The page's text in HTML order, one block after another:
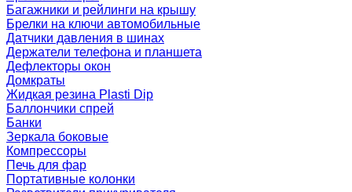
Багажники и рейлинги на крышу
Брелки на ключи автомобильные
Датчики давления в шинах
Держатели телефона и планшета
Дефлекторы окон
Домкраты
Жидкая резина Plasti Dip
Баллончики спрей
Банки
Зеркала боковые
Компрессоры
Печь для фар
Портативные колонки